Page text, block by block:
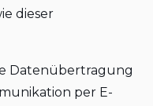
dieser
Datenübertragung
per E-